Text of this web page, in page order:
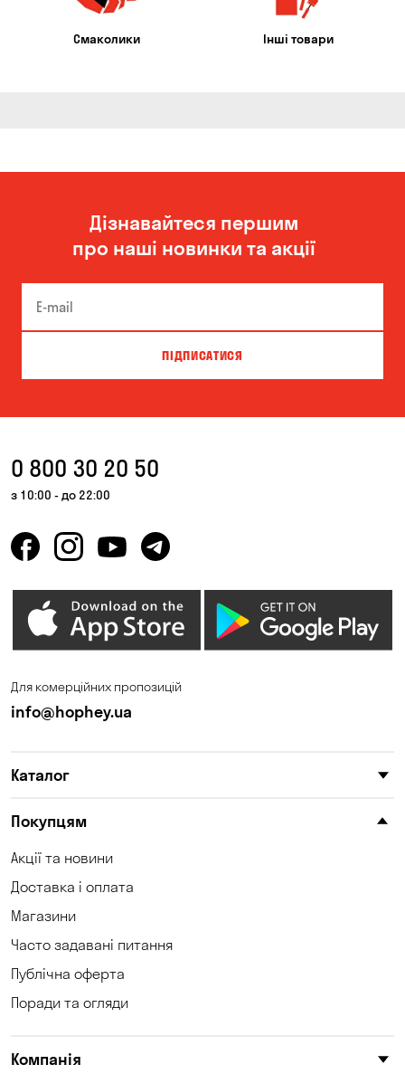
Смаколики Інші товари
Дізнавайтеся першим
про наші новинки та акції
ПІДПИСАТИСЯ
0 800 30 20 50
з 10:00 - до 22:00
Для комерційних пропозицій
info@hophey.ua
Каталог
Покупцям
Акції та новини
Доставка і оплата
Магазини
Часто задавані питання
Публічна оферта
Поради та огляди
Компанія